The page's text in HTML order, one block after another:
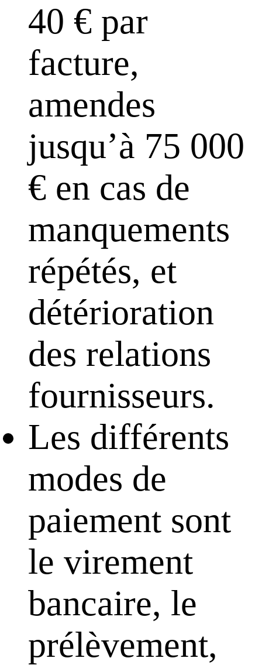
40 € par
facture,
amendes
jusqu’à 75 000
€ en cas de
manquements
répétés, et
détérioration
des relations
fournisseurs.
Les différents
modes de
paiement sont
le virement
bancaire, le
prélèvement,